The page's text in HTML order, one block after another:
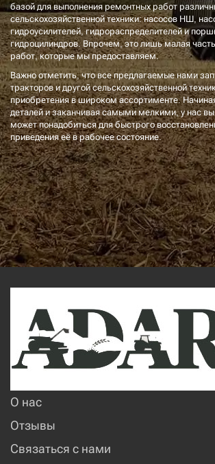
базой для выполнения ремонтных работ
сельскохозяйственной техники: насосов НШ,
гидроусилителей, гидрораспределителей и
гидроцилиндров. Впрочем, это лишь малая
работ, которые мы предоставляем.
Важно отметить, что все предлагаемые нами
тракторов и другой сельскохозяйственной
приобретения в широком ассортименте.
деталей и заканчивая самыми мелкими, у нас вы
может понадобиться для быстрого
приведения её в рабочее состояние.
О нас
Отзывы
Связаться с нами